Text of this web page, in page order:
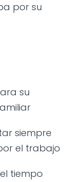
por su
su
siempre
el trabajo
tiempo